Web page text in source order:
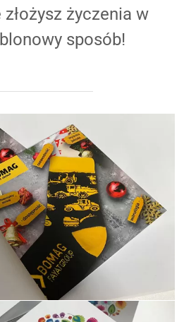
życzenia w
sposób!